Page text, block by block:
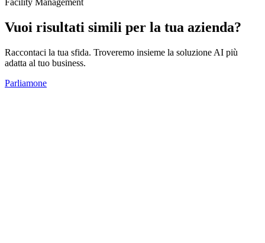
Vuoi risultati simili per la tua azienda?
Raccontaci la tua sfida. Troveremo insieme la soluzione AI più
adatta al tuo business.
Parliamone